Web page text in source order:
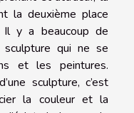
la deuxième place
y a beaucoup de
qui ne se
et les peintures.
sculpture, c’est
la couleur et la